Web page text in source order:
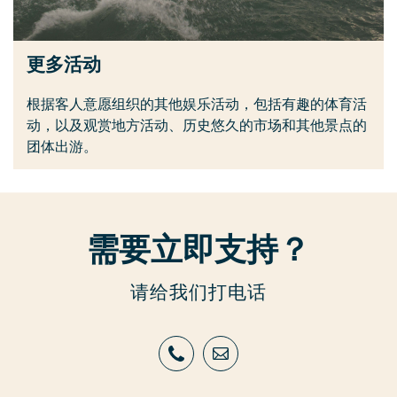
更多活动
根据客人意愿组织的其他娱乐活动，包括有趣的体育活
动，以及观赏地方活动、历史悠久的市场和其他景点的
团体出游。
需要立即支持？
请给我们打电话